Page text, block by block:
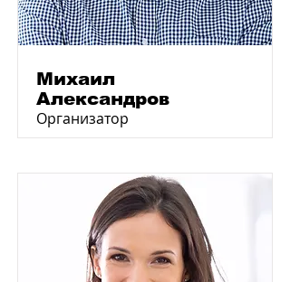
Михаил
Александров
Организатор